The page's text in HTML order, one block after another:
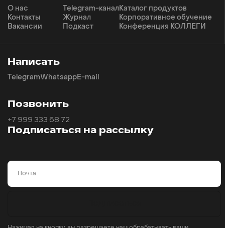
О нас
Контакты
Вакансии
Каталог продуктов
Корпоративное обучение
Конференция КОЛЛЕГИ
Telegram-канал
Журнал
Подкаст
Подписаться на рассылку
Email
Написать
TelegramWhatsapp E-mail
Позвонить
+7 999 333 68 72